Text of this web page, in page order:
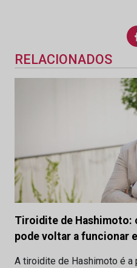
RELACIONADOS
Tiroidite de Hashimoto:
pode voltar a funcionar
A tiroidite de Hashimoto é a